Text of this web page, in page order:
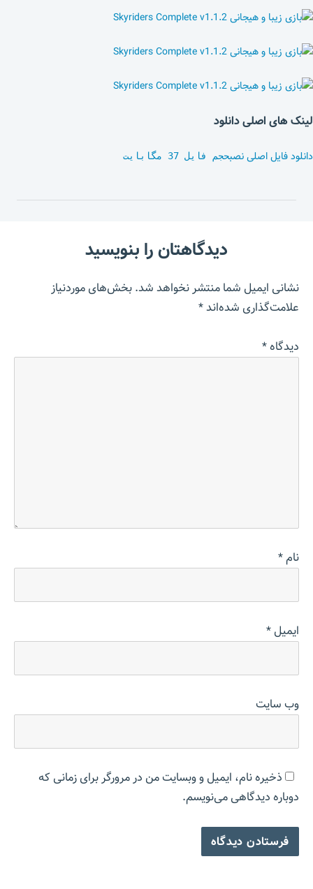
لینک های اصلی دانلود
دانلود فایل اصلی نصبحجم فایل 37 مگابایت
دیدگاهتان را بنویسید
نشانی ایمیل شما منتشر نخواهد شد.بخش‌های موردنیاز
علامت‌گذاری شده‌اند*
دیدگاه*
نام*
ایمیل*
وب‌ سایت
ذخیره نام، ایمیل و وبسایت من در مرورگر برای زمانی که
دوباره دیدگاهی می‌نویسم.